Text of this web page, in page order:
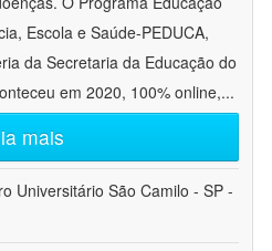
Escola e Saúde-PEDUCA,
da Secretaria da Educação do
em 2020, 100% online,...
mais
Universitário São Camilo - SP -